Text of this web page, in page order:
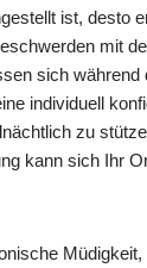
ist, desto
mit
sich
individuell
zu
kann sich Ihr